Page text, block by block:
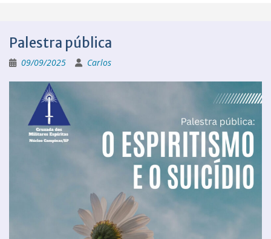
Palestra pública
09/09/2025 Carlos